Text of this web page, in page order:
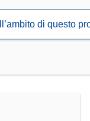
di questo